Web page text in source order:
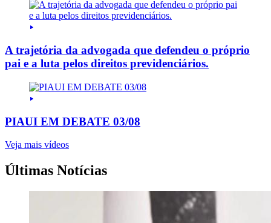
A trajetória da advogada que defendeu o próprio
pai e a luta pelos direitos previdenciários.
PIAUI EM DEBATE 03/08
Veja mais vídeos
Últimas Notícias